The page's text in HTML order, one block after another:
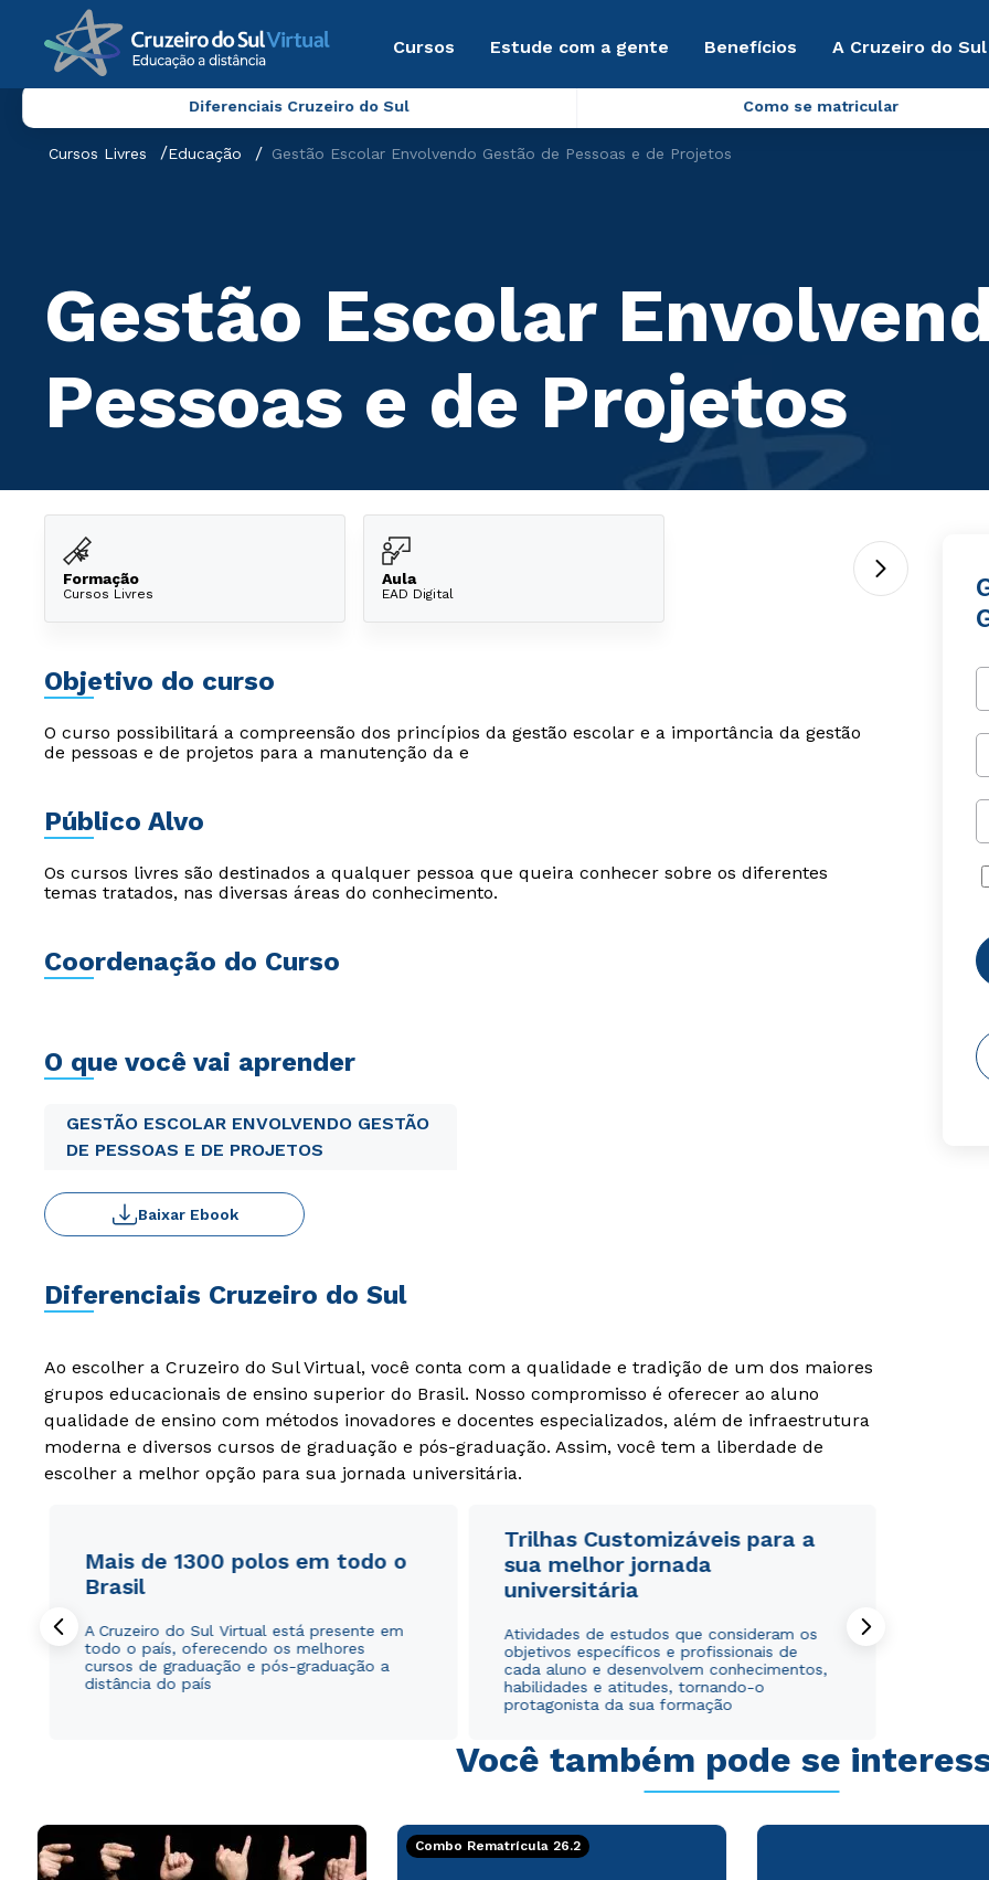
Cursos Estude com a gente Benefícios A Cruzeiro do
Diferenciais Cruzeiro do Sul Como se matricular
Cursos Livres Educação Gestão Escolar Envolvendo Gestão de Pessoas e de Projetos
Gestão Escolar
Pessoas e de Projetos
Formação
Cursos Livres
Aula
EAD Digital
Objetivo do curso
O curso possibilitará a compreensão dos princípios da gestão escolar e a importância da gestão
de pessoas e de projetos para a manutenção da e
Público Alvo
Os cursos livres são destinados a qualquer pessoa que queira conhecer sobre os diferentes
temas tratados, nas diversas áreas do conhecimento.
Coordenação do Curso
O que você vai aprender
GESTÃO ESCOLAR ENVOLVENDO GESTÃO
DE PESSOAS E DE PROJETOS
Baixar Ebook
Diferenciais Cruzeiro do Sul
Ao escolher a Cruzeiro do Sul Virtual, você conta com a qualidade e tradição de um dos maiores
grupos educacionais de ensino superior do Brasil. Nosso compromisso é oferecer ao aluno
qualidade de ensino com métodos inovadores e docentes especializados, além de infraestrutura
moderna e diversos cursos de graduação e pós-graduação. Assim, você tem a liberdade de
escolher a melhor opção para sua jornada universitária.
Mais de 1300 polos em todo o
Brasil
A Cruzeiro do Sul Virtual está presente em
todo o país, oferecendo os melhores
cursos de graduação e pós-graduação a
distância do país
Trilhas Customizáveis para a
sua melhor jornada
universitária
Atividades de estudos que consideram os
objetivos específicos e profissionais de
cada aluno e desenvolvem conhecimentos,
habilidades e atitudes, tornando-o
protagonista da sua formação
Você também pode se
Combo Rematrícula 26.2
WhatsApp
ou
Estou de acordo com a
autorizo que meus dados sejam utilizados para o
WhatsApp
ou
Estou de acordo com a
autorizo que meus dados sejam utilizados para o